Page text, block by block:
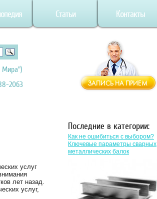
Статьи Контакты
Мира")
2063
услуг
лет назад.
услуг,
Последние в категории:
Как не ошибиться с выбором?
Ключевые параметры сварных
металлических балок